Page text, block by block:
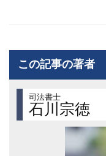
この記事の著者
司法書士
石川宗徳